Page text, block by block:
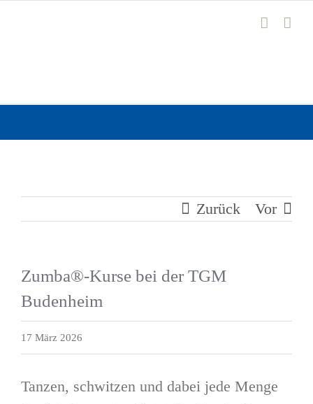
Zurück Vor
Zumba®-Kurse bei der TGM
Budenheim
17 März 2026
Tanzen, schwitzen und dabei jede Menge